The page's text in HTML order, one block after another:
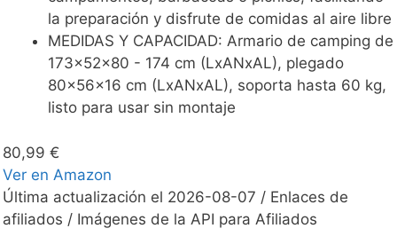
la preparación y disfrute de comidas al aire libre
MEDIDAS Y CAPACIDAD: Armario de camping de
173x52x80 - 174 cm (LxANxAL), plegado
80x56x16 cm (LxANxAL), soporta hasta 60 kg,
listo para usar sin montaje
80,99 €
Ver en Amazon
Última actualización el 2026-08-07 / Enlaces de
afiliados / Imágenes de la API para Afiliados